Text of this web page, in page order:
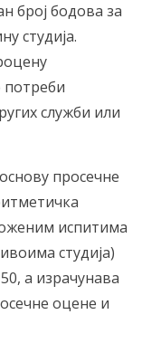
број бодова за
студија.
служби или
просечне
испитима
студија)
а израчунава
оцене и